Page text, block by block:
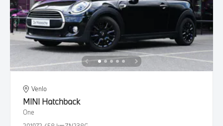
Venlo
MINI Hatchback
One